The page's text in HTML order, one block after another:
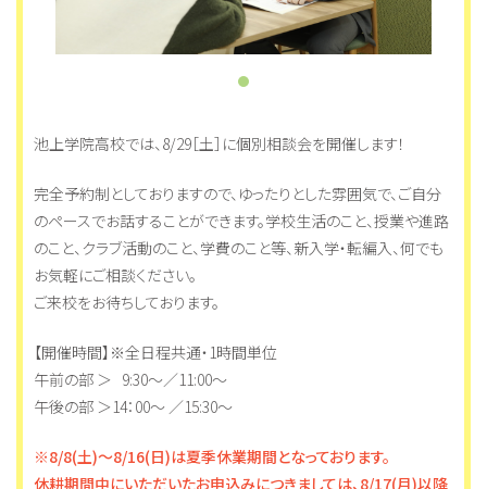
池上学院高校では、8/29［土］に個別相談会を開催します！
完全予約制としておりますので、ゆったりとした雰囲気で、ご自分
のペースでお話することができます。学校生活のこと、授業や進路
のこと、クラブ活動のこと、学費のこと等、新入学・転編入、何でも
お気軽にご相談ください。
ご来校をお待ちしております。
【開催時間】※全日程共通・1時間単位
午前の部 ＞ 9:30～／11:00～
午後の部 ＞14：00～ ／15:30～
※8/8(土)～8/16(日)は夏季休業期間となっております。
休耕期間中にいただいたお申込みにつきましては、8/17(月)以降